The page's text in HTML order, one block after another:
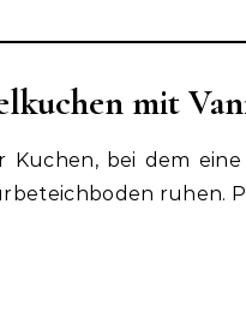
mit
Kuchen, bei dem
ruhen.